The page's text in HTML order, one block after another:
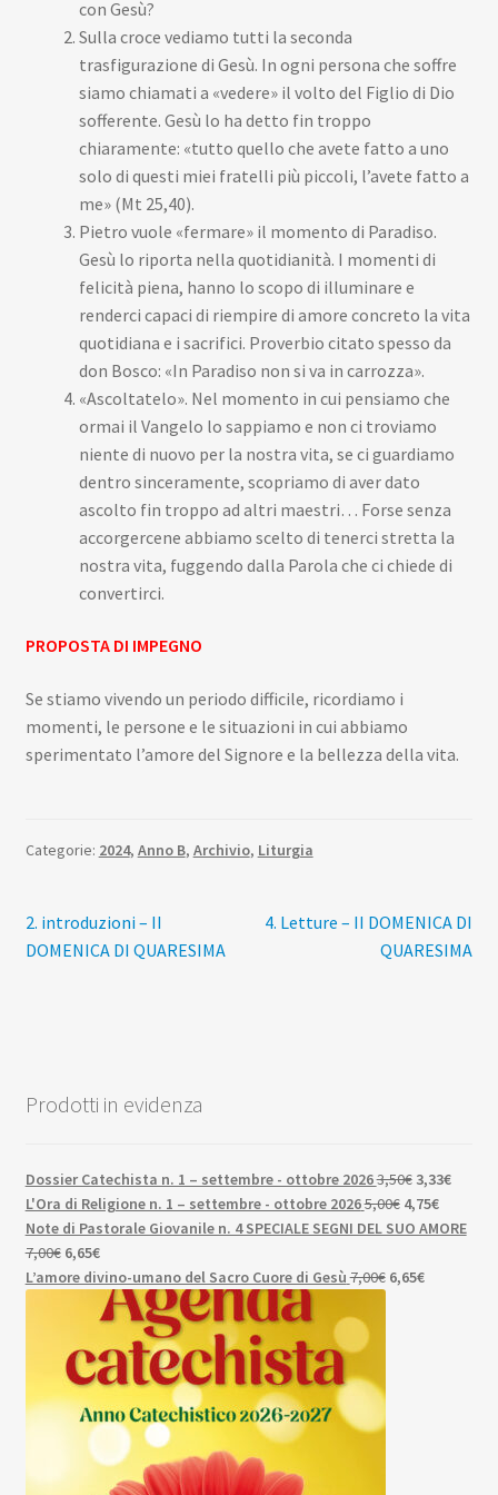
con Gesù?
Sulla croce vediamo tutti la seconda
trasfigurazione di Gesù. In ogni persona che soffre
siamo chiamati a «vedere» il volto del Figlio di Dio
sofferente. Gesù lo ha detto fin troppo
chiaramente: «tutto quello che avete fatto a uno
solo di questi miei fratelli più piccoli, l’avete fatto a
me» (Mt 25,40).
Pietro vuole «fermare» il momento di Paradiso.
Gesù lo riporta nella quotidianità. I momenti di
felicità piena, hanno lo scopo di illuminare e
renderci capaci di riempire di amore concreto la vita
quotidiana e i sacrifici. Proverbio citato spesso da
don Bosco: «In Paradiso non si va in carrozza».
«Ascoltatelo». Nel momento in cui pensiamo che
ormai il Vangelo lo sappiamo e non ci troviamo
niente di nuovo per la nostra vita, se ci guardiamo
dentro sinceramente, scopriamo di aver dato
ascolto fin troppo ad altri maestri… Forse senza
accorgercene abbiamo scelto di tenerci stretta la
nostra vita, fuggendo dalla Parola che ci chiede di
convertirci.
PROPOSTA DI IMPEGNO
Se stiamo vivendo un periodo difficile, ricordiamo i
momenti, le persone e le situazioni in cui abbiamo
sperimentato l’amore del Signore e la bellezza della vita.
Categorie: 2024, Anno B, Archivio, Liturgia
Navigazione
articoli
Articolo
precedente:
2. introduzioni – II
DOMENICA DI QUARESIMA
Articolo
4. Letture – II DOMENICA DI
QUARESIMA
Prodotti in evidenza
Dossier Catechista n. 1 – settembre - ottobre 20263,50€ Il
prezzo
originale
3,50€.
3,33€Il
attuale
L'Ora di Religione n. 1 – settembre - ottobre 20265,00€ Il
prezzo
era:
4,75€Il
prezzo
Note di Pastorale Giovanile n. 4 SPECIALE SEGNI DEL SUO AMORE
7,00€ Il
prezzo
originale
7,00€.
6,65€Il
prezzo
attuale
è:
6,65€.
L’amore divino-umano del Sacro Cuore di Gesù 7,00€ Il6,65€Il